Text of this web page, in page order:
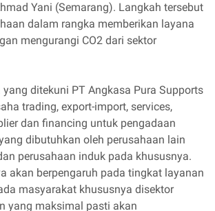
Yani (Semarang). Langkah tersebut
dalam rangka memberikan layana
mengurangi CO2 dari sektor
ditekuni PT Angkasa Pura Supports
trading, export-import, services,
dan financing untuk pengadaan
dibutuhkan oleh perusahaan lain
perusahaan induk pada khususnya.
akan berpengaruh pada tingkat layanan
masyarakat khususnya disektor
yang maksimal pasti akan